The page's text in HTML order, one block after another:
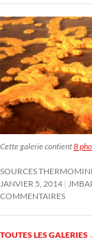
Cette galerie contient8
SOURCES
JANVIER 5, 2014
COMMENTAIRES
TOUTES LES GALERIES